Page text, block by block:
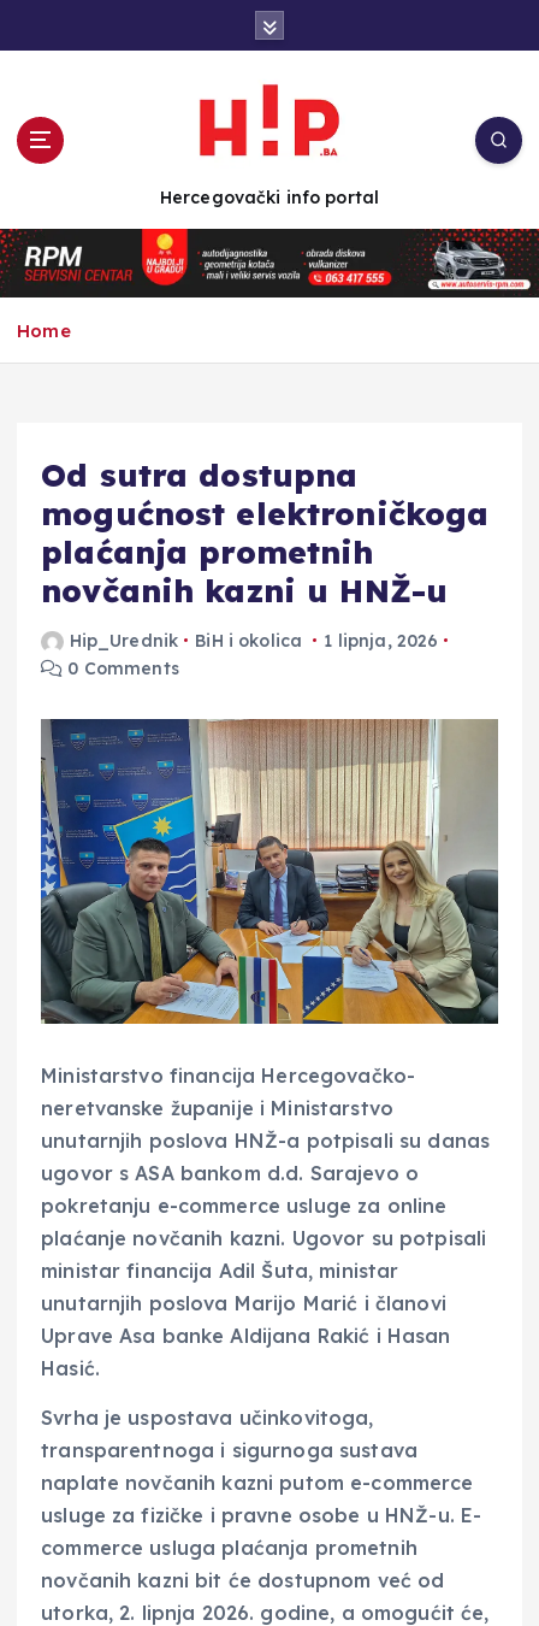
n
t
e
Hercegovački info portal
Home
Od sutra dostupna
mogućnost elektroničkoga
plaćanja prometnih
novčanih kazni u HNŽ-u
Hip_Urednik BiH i okolica
1 lipnja, 2026
0 Comments
Ministarstvo financija Hercegovačko-
neretvanske županije i Ministarstvo
unutarnjih poslova HNŽ-a potpisali su danas
ugovor s ASA bankom d.d. Sarajevo o
pokretanju e-commerce usluge za online
plaćanje novčanih kazni. Ugovor su potpisali
ministar financija Adil Šuta, ministar
unutarnjih poslova Marijo Marić i članovi
Uprave Asa banke Aldijana Rakić i Hasan
Hasić.
Svrha je uspostava učinkovitoga,
transparentnoga i sigurnoga sustava
naplate novčanih kazni putom e-commerce
usluge za fizičke i pravne osobe u HNŽ-u. E-
commerce usluga plaćanja prometnih
novčanih kazni bit će dostupnom već od
utorka, 2. lipnja 2026. godine, a omogućit će,